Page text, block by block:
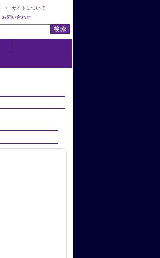
サイトについて
お問い合わせ